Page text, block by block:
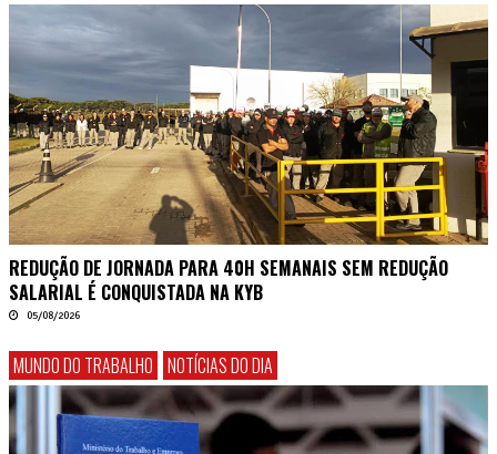
REDUÇÃO DE JORNADA PARA 40H SEMANAIS SEM REDUÇÃO
SALARIAL É CONQUISTADA NA KYB
05/08/2026
MUNDO DO TRABALHO NOTÍCIAS DO DIA